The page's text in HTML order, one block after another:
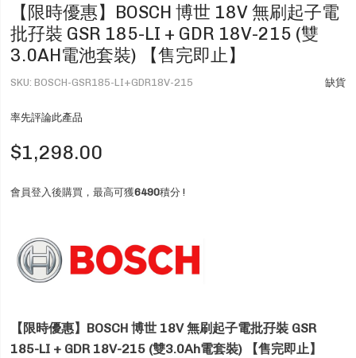
【限時優惠】BOSCH 博世 18V 無刷起子電
批孖裝 GSR 185-LI + GDR 18V-215 (雙
3.0AH電池套裝) 【售完即止】
缺貨
SKU BOSCH-GSR185-LI+GDR18V-215
率先評論此產品
$1,298.00
會員登入後購買，最高可獲6490積分 !
【限時優惠】BOSCH 博世 18V 無刷起子電批孖裝 GSR
185-LI + GDR 18V-215 (雙3.0Ah電套裝) 【售完即止】